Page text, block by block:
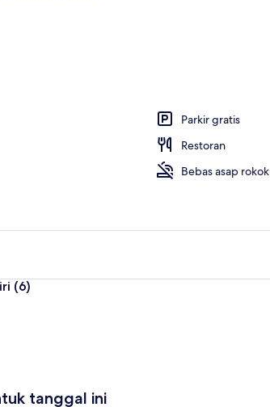
Parkir gratis
Restoran
Bebas asap rokok
(6)
tanggal ini